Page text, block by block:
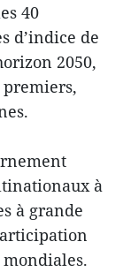
40
d’indice de
2050,
à
à grande